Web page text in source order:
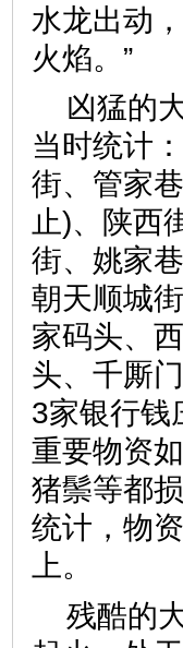
水龙出动
火焰。”
凶猛的
当时统计
街、管家
止)、陕西
街、姚家
朝天顺城
家码头、
头、千厮
3家银行钱
重要物资
猪鬃等都
统计，物
上。
残酷的